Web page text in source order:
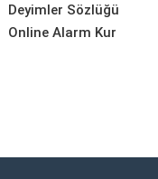
Deyimler Sözlüğü
Online Alarm Kur